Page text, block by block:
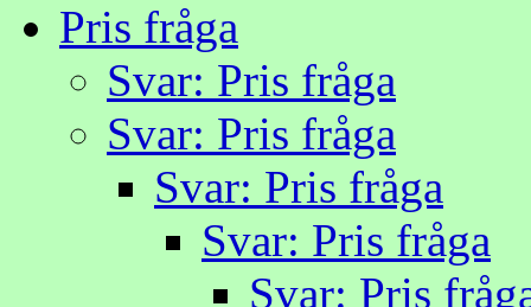
Pris fråga
Svar: Pris fråga
Svar: Pris fråga
Svar: Pris fråga
Svar: Pris fråga
Svar: Pris